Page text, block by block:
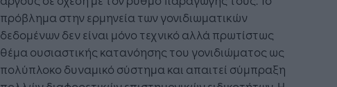
πρόβλημα στην ερμηνεία των γονιδιωματικών
δεδομένων δεν είναι μόνο τεχνικό αλλά πρωτίστως
θέμα ουσιαστικής κατανόησης του γονιδιώματος ως
πολύπλοκο δυναμικό σύστημα και απαιτεί σύμπραξη